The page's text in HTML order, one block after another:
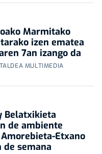
Marmitako
izen ematea
7an izango da
MULTIMEDIA
Belatxikieta
de ambiente
Etxano
de semana